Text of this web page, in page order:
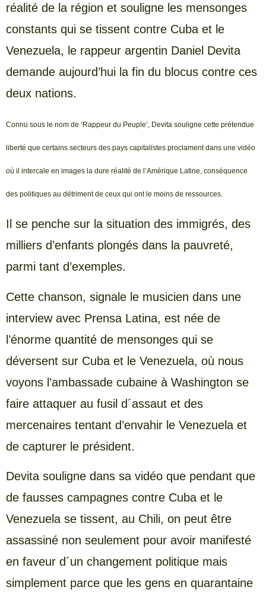
réalité de la région et souligne les mensonges
constants qui se tissent contre Cuba et le
Venezuela, le rappeur argentin Daniel Devita
demande aujourd’hui la fin du blocus contre ces
deux nations.
Connu sous le nom de ‘Rappeur du Peuple’, Devita souligne cette prétendue
liberté que certains secteurs des pays capitalistes proclament dans une vidéo
où il intercale en images la dure réalité de l’Amérique Latine, conséquence
des politiques au détriment de ceux qui ont le moins de ressources.
Il se penche sur la situation des immigrés, des
milliers d’enfants plongés dans la pauvreté,
parmi tant d’exemples.
Cette chanson, signale le musicien dans une
interview avec Prensa Latina, est née de
l’énorme quantité de mensonges qui se
déversent sur Cuba et le Venezuela, où nous
voyons l’ambassade cubaine à Washington se
faire attaquer au fusil d´assaut et des
mercenaires tentant d’envahir le Venezuela et
de capturer le président.
Devita souligne dans sa vidéo que pendant que
de fausses campagnes contre Cuba et le
Venezuela se tissent, au Chili, on peut être
assassiné non seulement pour avoir manifesté
en faveur d´un changement politique mais
simplement parce que les gens en quarantaine